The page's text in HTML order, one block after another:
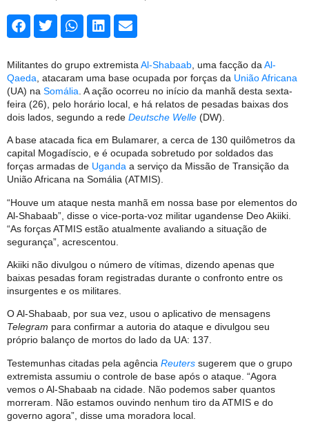
Militantes do grupo extremista Al-Shabaab , uma facção da Al-
Qaeda , atacaram uma base ocupada por forças da União Africana
(UA) na Somália . A ação ocorreu no início da manhã desta sexta-
feira (26), pelo horário local, e há relatos de pesadas baixas dos
dois lados, segundo a rede Deutsche Welle (DW).
A base atacada fica em Bulamarer, a cerca de 130 quilômetros da
capital Mogadíscio, e é ocupada sobretudo por soldados das
forças armadas de Uganda a serviço da Missão de Transição da
União Africana na Somália (ATMIS).
“Houve um ataque nesta manhã em nossa base por elementos do
Al-Shabaab”, disse o vice-porta-voz militar ugandense Deo Akiiki.
“As forças ATMIS estão atualmente avaliando a situação de
segurança”, acrescentou.
Akiiki não divulgou o número de vítimas, dizendo apenas que
baixas pesadas foram registradas durante o confronto entre os
insurgentes e os militares.
O Al-Shabaab, por sua vez, usou o aplicativo de mensagens
Telegram para confirmar a autoria do ataque e divulgou seu
próprio balanço de mortos do lado da UA: 137.
Testemunhas citadas pela agência Reuters sugerem que o grupo
extremista assumiu o controle de base após o ataque. “Agora
vemos o Al-Shabaab na cidade. Não podemos saber quantos
morreram. Não estamos ouvindo nenhum tiro da ATMIS e do
governo agora”, disse uma moradora local.